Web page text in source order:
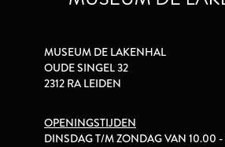
MUSEUM DE LAKENHAL
OUDE SINGEL 32
2312 RA LEIDEN
OPENINGSTIJDEN
DINSDAG T/M ZONDAG VAN 10.00 -